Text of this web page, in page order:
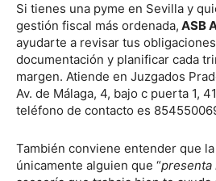
Si tienes una pyme en Sevilla y
gestión fiscal más ordenada, ASB
ayudarte a revisar tus
documentación y planificar cada
margen. Atiende en Juzgados
Av. de Málaga, 4, bajo c puerta 1,
teléfono de contacto es
También conviene entender que
únicamente alguien que “presenta